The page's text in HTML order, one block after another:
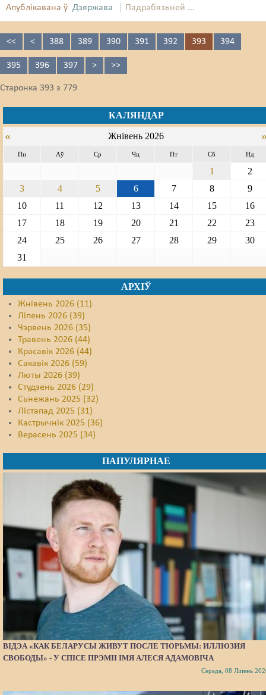
Апублікавана ў Дзяржава Падрабязьней ...
<< < 388 389 390 391 392 393 394
395 396 397 > >>
Старонка 393 з 779
КАЛЯНДАР
« Жнівень 2026
Пн Аў Ср Чц Пт Сб Нд
1
2
3
4 5 6 7 8
9
10
11 12 13 14 15
16
17
18 19 20 21 22
23
24
25 26 27 28 29
30
31
АРХІЎ
Жнівень 2026 (11)
Ліпень 2026 (39)
Чэрвень 2026 (35)
Травень 2026 (44)
Красавік 2026 (44)
Сакавік 2026 (59)
Люты 2026 (39)
Студзень 2026 (29)
Сьнежань 2025 (32)
Лістапад 2025 (31)
Кастрычнік 2025 (36)
Верасень 2025 (34)
ПАПУЛЯРНАЕ
ВІДЭА «КАК БЕЛАРУСЫ ЖИВУТ ПОСЛЕ ТЮРЬМЫ: ИЛЛЮЗИЯ
СВОБОДЫ» - У СПІСЕ ПРЭМІІ ІМЯ АЛЕСЯ АДАМОВІЧА
Серада, 08 Ліпень